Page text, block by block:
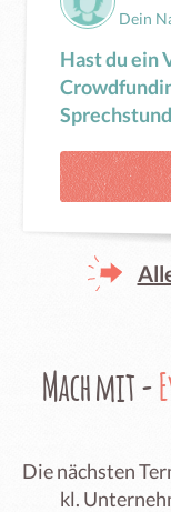
Dein
Hast du ein
Mach mit -
Die nächsten
kl.